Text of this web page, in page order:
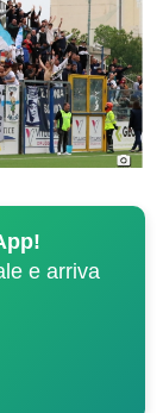
e arriva